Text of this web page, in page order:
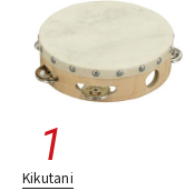
Kikutani